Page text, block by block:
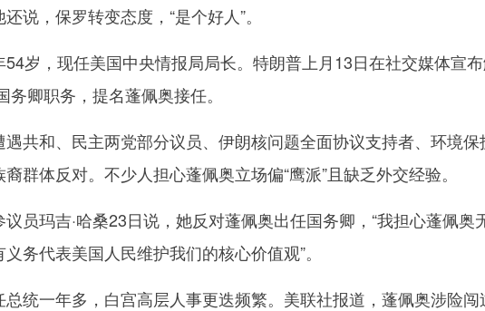
说，保罗转变态度，“是个好人”。
岁，现任美国中央情报局局长。特朗普上月13日在社交媒体宣
务卿职务，提名蓬佩奥接任。
和、民主两党部分议员、伊朗核问题全面协议支持者、环境保
群体反对。不少人担心蓬佩奥立场偏“鹰派”且缺乏外交经验。
玛吉·哈桑23日说，她反对蓬佩奥出任国务卿，“我担心蓬佩奥
务代表美国人民维护我们的核心价值观”。
一年多，白宫高层人事更迭频繁。美联社报道，蓬佩奥涉险闯